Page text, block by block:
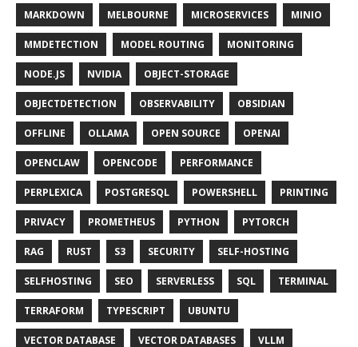
MARKDOWN MELBOURNE MICROSERVICES MINIO
MMDETECTION MODEL ROUTING MONITORING
NODE.JS NVIDIA OBJECT-STORAGE
OBJECTDETECTION OBSERVABILITY OBSIDIAN
OFFLINE OLLAMA OPEN SOURCE OPENAI
OPENCLAW OPENCODE PERFORMANCE
PERPLEXICA POSTGRESQL POWERSHELL PRINTING
PRIVACY PROMETHEUS PYTHON PYTORCH
RAG RUST S3 SECURITY SELF-HOSTING
SELFHOSTING SEO SERVERLESS SQL TERMINAL
TERRAFORM TYPESCRIPT UBUNTU
VECTOR DATABASE VECTOR DATABASES VLLM